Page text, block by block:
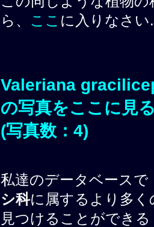
ら、 ここ に入りなさい.
Valeriana
の写真をここに見
(写真数：4)
私達のデータベース
シ科に属するより多く
見つけることができる